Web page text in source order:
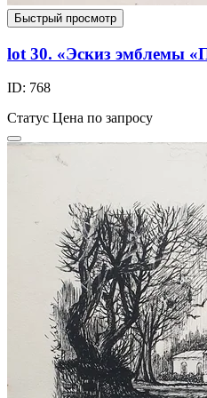
Быстрый просмотр
lot 30. «Эскиз эмблемы
ID: 768
Статус Цена по запросу